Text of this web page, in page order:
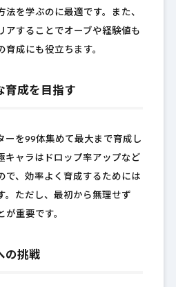
法を学ぶのに最適です。また、
アすることでオーブや経験値も
育成にも役立ちます。
育成を目指す
ーを99体集めて最大まで育成し
キャラはドロップ率アップなど
で、効率よく育成するためには
。ただし、最初から無理せず
が重要です。
の挑戦